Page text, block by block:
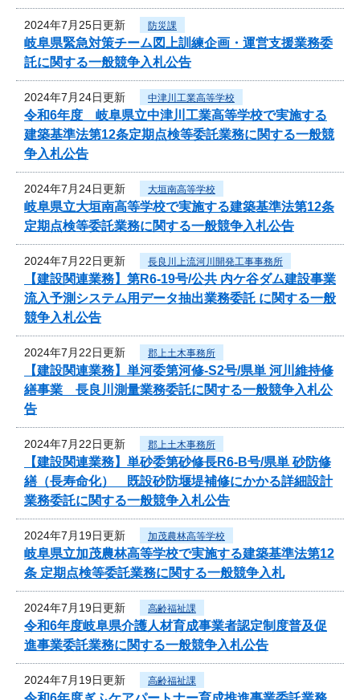
2024年7月25日更新 防災課
岐阜県緊急対策チーム図上訓練企画・運営支援業務委
託に関する一般競争入札公告
2024年7月24日更新 中津川工業高等学校
令和6年度 岐阜県立中津川工業高等学校で実施する
建築基準法第12条定期点検等委託業務に関する一般競
争入札公告
2024年7月24日更新 大垣南高等学校
岐阜県立大垣南高等学校で実施する建築基準法第12条
定期点検等委託業務に関する一般競争入札公告
2024年7月22日更新 長良川上流河川開発工事事務所
【建設関連業務】第R6-19号/公共 内ケ谷ダム建設事業
流入予測システム用データ抽出業務委託 に関する一般
競争入札公告
2024年7月22日更新 郡上土木事務所
【建設関連業務】単河委第河修-S2号/県単 河川維持修
繕事業 長良川測量業務委託に関する一般競争入札公
告
2024年7月22日更新 郡上土木事務所
【建設関連業務】単砂委第砂修長R6-B号/県単 砂防修
繕（長寿命化） 既設砂防堰堤補修にかかる詳細設計
業務委託に関する一般競争入札公告
2024年7月19日更新 加茂農林高等学校
岐阜県立加茂農林高等学校で実施する建築基準法第12
条 定期点検等委託業務に関する一般競争入札
2024年7月19日更新 高齢福祉課
令和6年度岐阜県介護人材育成事業者認定制度普及促
進事業委託業務に関する一般競争入札公告
2024年7月19日更新 高齢福祉課